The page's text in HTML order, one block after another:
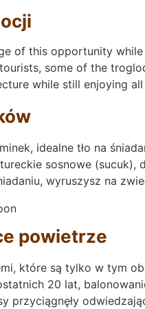
of this opportunity
some of the
while still enjoying
idealne tło na
sosnowe (sucuk),
wyruszysz na
powietrze
które są tylko w tym
20 lat,
przyciągnęły